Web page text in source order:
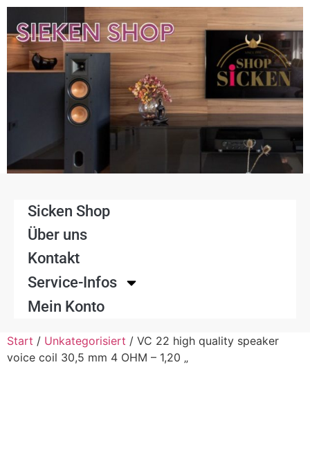
Sicken Shop
Über uns
Kontakt
Service-Infos
Mein Konto
Start / Unkategorisiert / VC 22 high quality speaker
voice coil 30,5 mm 4 OHM – 1,20 „